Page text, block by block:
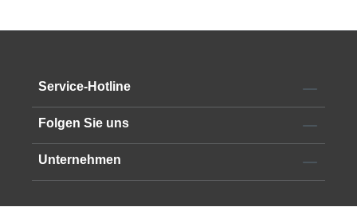
Service-Hotline
Folgen Sie uns
Unternehmen